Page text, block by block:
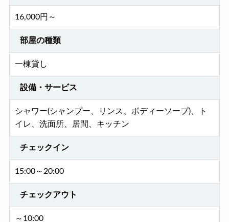
16,000円～
部屋の種類
一棟貸し
設備・サービス
シャワー(シャンプー、リンス、ボディーソープ)、ト
イレ、洗面所、居間、キッチン
チェックイン
15:00～20:00
チェックアウト
～10:00